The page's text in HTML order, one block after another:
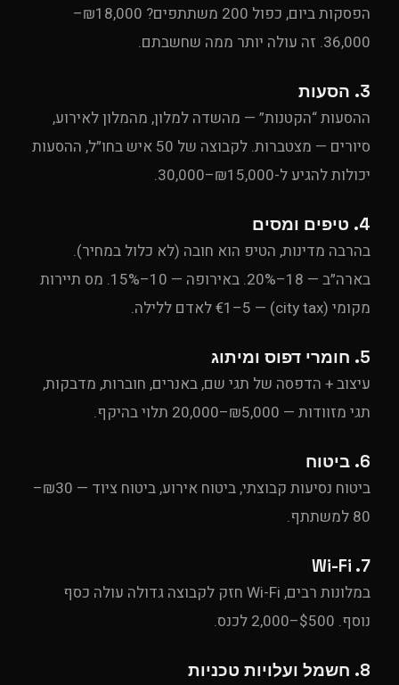
הפסקות ביום, כפול 200 משתתפים? ₪18,000–
36,000. זה עולה יותר ממה שחשבתם.
3. הסעות
ההסעות “הקטנות” — מהשדה למלון, מהמלון לאירוע,
סיורים — מצטברות. לקבוצה של 50 איש בחו״ל, ההסעות
יכולות להגיע ל-₪15,000–30,000.
4. טיפים ומסים
בהרבה מדינות, הטיפ הוא חובה (לא כלול במחיר).
בארה״ב — 18–20%. באירופה — 10–15%. מס תיירות
מקומי (city tax) — €1–5 לאדם ללילה.
5. חומרי דפוס ומיתוג
עיצוב + הדפסה של תגי שם, באנרים, חוברות, מדבקות,
תגי מזוודות — ₪5,000–20,000 תלוי בהיקף.
6. ביטוח
ביטוח נסיעות קבוצתי, ביטוח אירוע, ביטוח ציוד — ₪30–
80 למשתתף.
7. Wi-Fi
במלונות רבים, Wi-Fi חזק לקבוצה גדולה עולה כסף
נוסף. $500–2,000 לכנס.
8. חשמל ועלויות טכניות
UPE Assistant